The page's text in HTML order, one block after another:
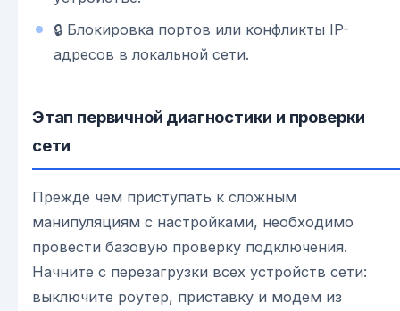
🔒 Блокировка портов или конфликты IP-
адресов в локальной сети.
Этап первичной диагностики и проверки
сети
Прежде чем приступать к сложным
манипуляциям с настройками, необходимо
провести базовую проверку подключения.
Начните с перезагрузки всех устройств сети:
выключите роутер, приставку и модем из